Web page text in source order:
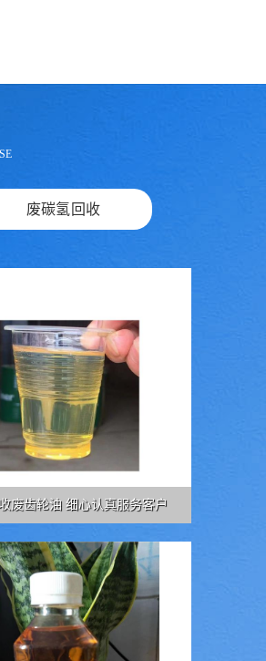
废碳氢回收
废齿轮油 细心认真服务客户